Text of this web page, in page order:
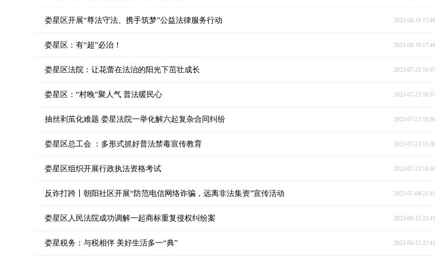
娄星区开展“尊法守法、携手筑梦”公益法律服务行动 2023-08-19
娄星区：有“超”必治！ 2023-08-19
娄星区法院：让花蕾在法治的阳光下茁壮成长 2023-07-23
娄星区：“村晚”聚人气 普法暖民心 2023-07-23
抽丝剥茧化难题 娄星法院一举化解六起复杂合同纠纷 2023-07-23
娄星区总工会 ：多形式抓好普法禁毒宣传教育 2023-07-23
娄星区组织开展行政执法资格考试 2023-07-23
反诈打跨丨朝阳社区开展“防范电信网络诈骗，远离非法集资”宣传活动 2023-07-04
娄星区人民法院成功调解一起商标重复侵权纠纷案 2023-06-13
娄星税务：与税相伴 美好生活多一“典” 2023-06-13